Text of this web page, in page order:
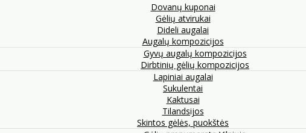
Dovanų kuponai
Gėlių atvirukai
Dideli augalai
Augalų kompozicijos
Gyvų augalų kompozicijos
Dirbtinių gėlių kompozicijos
Lapiniai augalai
Sukulentai
Kaktusai
Tilandsijos
Skintos gėlės, puokštės